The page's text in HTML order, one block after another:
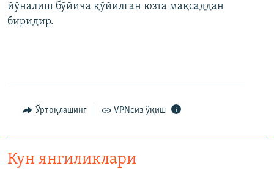
йўналиш бўйича қўйилган юзта мақсаддан
биридир.
Ўртоқлашинг VPNсиз ўқиш
Кун янгиликлари